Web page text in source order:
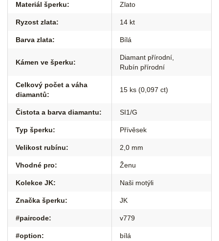
Materiál šperku: Zlato
Ryzost zlata: 14 kt
Barva zlata: Bílá
Kámen ve šperku:
Diamant přírodní
Rubín přírodní
Celkový počet a váha
diamantů:
15 ks (0,097 ct)
Čistota a barva diamantu: SI1/G
Typ šperku: Přívěsek
Velikost rubínu: 2,0 mm
Vhodné pro: Ženu
Kolekce JK: Naši motýli
Značka šperku: JK
#paircode: v779
#option: bílá